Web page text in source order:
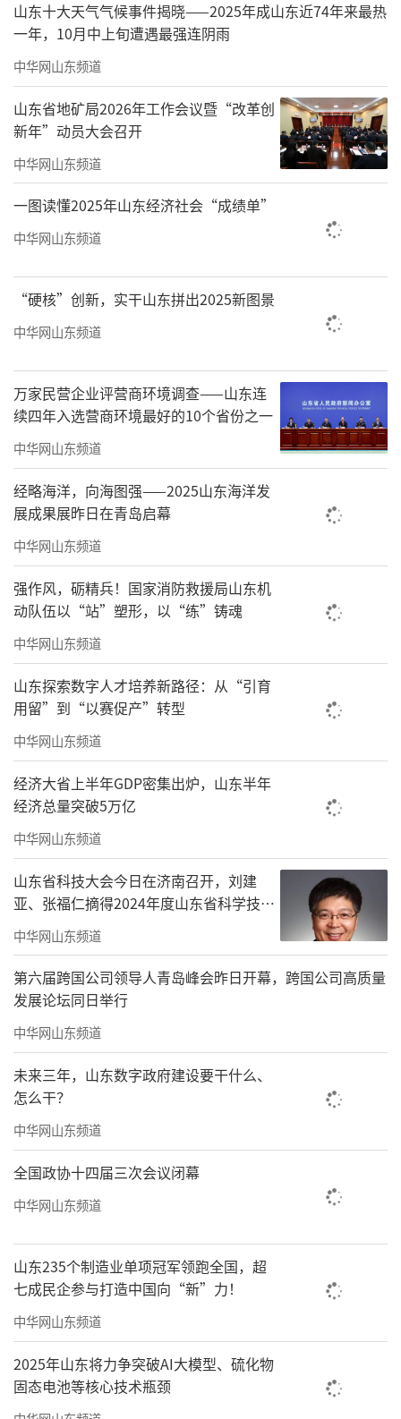
构。据悉，今年以来，全省商务系统坚持把稳
外资作为做好今年经济工作的重要发力点，持
续优化外商投资环境，加大吸引外商投资力
度。前5个月，全省实际使用外资63.3亿美元，
增幅高于全国平均水平；占全国比重10.9%，高
于去年同期1个百分点。精心筹办重大活动。持
续开展“投资山东”系列活动，聚焦重点国别
地区、行业领域，省市联动靶向发力、精准招
商。今年以来，先后在北京举办山东与跨国公
司合作恳谈会高端装备合作专场、山东与跨国
公司对接会，在上海举办山东与跨国公司合作
恳谈会医疗器械产业合作专场，全力打造与跨
国公司对话合作平台，推进重点产业合作对
接。5月，省委主要领导率团访问香港、澳门，
举办2024港澳山东周活动，签约一批重点外资
项目。持续优化外资结构。高技术产业成为利
用外资“新引擎”，前5个月增长15.9%，占比
43.9%。制造业利用外资占比28.9%。落地300
0万美元以上项目57个，合计到资29.5亿美元，
占比46.7%。累计吸引236家世界500强投资我
省934家企业。优化外商投资环境。完善外资企
业圆桌会议沟通机制，用好“稳外贸稳外资服
务平台”，截至目前，全省7.7万余家外资外贸
企业实现全覆盖，累计解决企业“急难愁
盼”问题4000余个。
山东着力推动协同发展，深度融入高质量
共建“一带一路”。崔洪光在会上介绍，今年
以来，全省商务系统聚焦高质量共建“一带一
路”，不断完善工作措施，强化服务保障，推
动对外投资合作与对外贸易、利用外资协同发
展。有序推动国际产能合作。组织企业赴越
南、柬埔寨、哈萨克斯坦、乌兹别克斯坦等市
场考察对接，重点推动海尔智家埃及生态园、
青岛森麒麟摩洛哥轮胎项目等一批产能合作项
目顺利实施。支持有实力的企业开展跨国并
购，不断延伸产业链，提升价值链，前5个月，
全省并购类项目实际投资3.2亿美元，增长114.
9%。深化基础设施建设领域互联互通。组织企
业赴澳门参加第15届国际基础设施投资与建设
高峰论坛，举办山东—澳门和葡语国家基建合作
交流会，助力企业开拓“一带一路”市场。前5
元，增长31.6%。积极推进境外经贸合作区建
设。支持合作区加大基础设施投入，创新运营
管理模式，与海外仓、跨境电商等外贸新业态
融合发展。前5个月，16家省级以上境外经贸合
作区新增投资2.8亿美元，完成产值25.3亿美
元，带动货物出口11.9亿美元。
山东十大天气气候事件揭晓——2025年成山东近74年来最热
一年，10月中上旬遭遇最强连阴雨
中华网山东频道
山东省地矿局2026年工作会议暨“改革创
新年”动员大会召开
中华网山东频道
一图读懂2025年山东经济社会“成绩单”
中华网山东频道
“硬核”创新，实干山东拼出2025新图景
中华网山东频道
万家民营企业评营商环境调查——山东连
续四年入选营商环境最好的10个省份之一
中华网山东频道
经略海洋，向海图强——2025山东海洋发
展成果展昨日在青岛启幕
中华网山东频道
强作风，砺精兵！国家消防救援局山东机
动队伍以“站”塑形，以“练”铸魂
中华网山东频道
山东探索数字人才培养新路径：从“引育
用留”到“以赛促产”转型
中华网山东频道
经济大省上半年GDP密集出炉，山东半年
经济总量突破5万亿
中华网山东频道
山东省科技大会今日在济南召开，刘建
亚、张福仁摘得2024年度山东省科学技术
奖最高奖！
中华网山东频道
第六届跨国公司领导人青岛峰会昨日开幕，跨国公司高质量
发展论坛同日举行
中华网山东频道
未来三年，山东数字政府建设要干什么、
怎么干？
中华网山东频道
全国政协十四届三次会议闭幕
中华网山东频道
山东235个制造业单项冠军领跑全国，超
七成民企参与打造中国向“新”力！
中华网山东频道
2025年山东将力争突破AI大模型、硫化物
固态电池等核心技术瓶颈